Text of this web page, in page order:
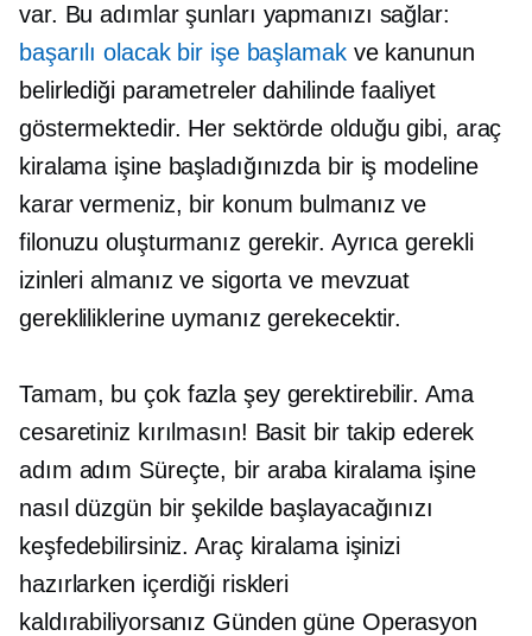
var. Bu adımlar şunları yapmanızı sağlar:
başarılı olacak bir işe başlamakve kanunun
belirlediği parametreler dahilinde faaliyet
göstermektedir. Her sektörde olduğu gibi, araç
kiralama işine başladığınızda bir iş modeline
karar vermeniz, bir konum bulmanız ve
filonuzu oluşturmanız gerekir. Ayrıca gerekli
izinleri almanız ve sigorta ve mevzuat
gerekliliklerine uymanız gerekecektir.
Tamam, bu çok fazla şey gerektirebilir. Ama
cesaretiniz kırılmasın! Basit bir takip ederek
adım adım Süreçte, bir araba kiralama işine
nasıl düzgün bir şekilde başlayacağınızı
keşfedebilirsiniz. Araç kiralama işinizi
hazırlarken içerdiği riskleri
kaldırabiliyorsanız Günden güneOperasyon